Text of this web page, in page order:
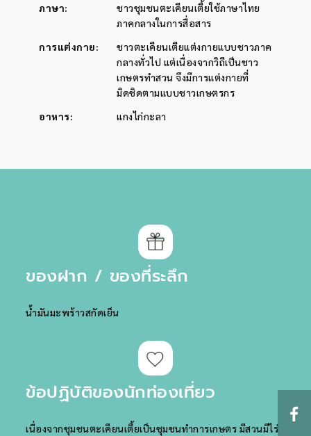
ภาษา:
ชาวชุมชนตะเคียนเตี้ยใช้ภาษาไทย
ภาคกลางในการสื่อสาร
การแต่งกาย:
ชาวตะเคียนเตียแต่งกายแบบชาวภาค
กลางทั่วไป แต่เนื่องจากวิถีเป็นชาว
เกษตรทำสวน จึงมีการแต่งกายที่
มิดชิดตามแบบชาวเกษตรกร
อาหาร: แกงไก่กะลา
ของฝาก / ของที่ระลึก
น้ำมันมะพร้าวสกัดเย็น
ข้อปฏิบัติของนักท่องเที่ยว
เนื่องจากชุมชนตะเคียนเตี้ยเป็นชุมชนทำการเกษตร มีสวนมีไร่